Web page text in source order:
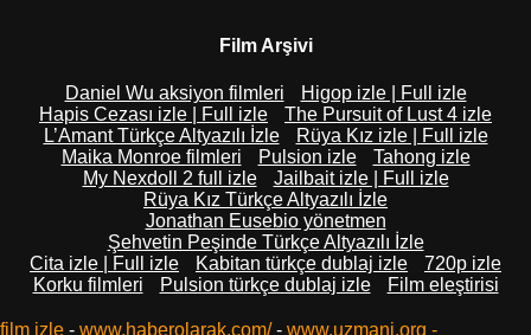
Film Arşivi
Daniel Wu aksiyon filmleri
Higop izle | Full izle
Hapis Cezası izle | Full izle
The Pursuit of Lust 4 izle
L’Amant Türkçe Altyazılı İzle
Rüya Kız izle | Full izle
Maika Monroe filmleri
Pulsion izle
Tahong izle
My Nexdoll 2 full izle
Jailbait izle | Full izle
Rüya Kız Türkçe Altyazılı İzle
Jonathan Eusebio yönetmen
Şehvetin Peşinde Türkçe Altyazılı İzle
Cita izle | Full izle
Kabitan türkçe dublaj izle
720p izle
Korku filmleri
Pulsion türkçe dublaj izle Film eleştirisi
film izle - www.haberolarak.com/- www.uzmani.org -